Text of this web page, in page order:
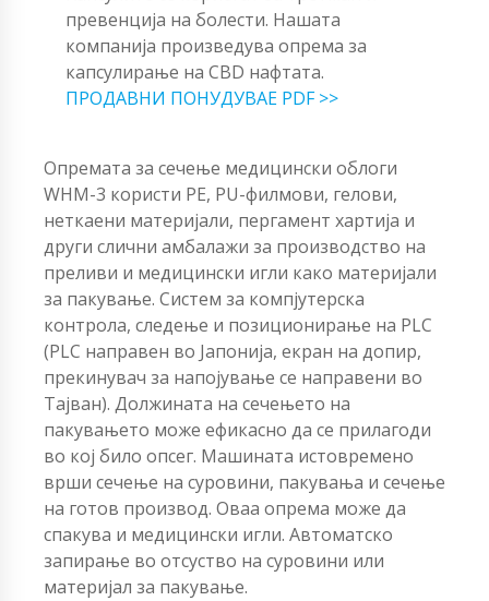
превенција на болести. Нашата
компанија произведува опрема за
капсулирање на CBD нафтата.
ПРОДАВНИ ПОНУДУВАЕ PDF >>
Опремата за сечење медицински облоги
WHM-3 користи PE, PU-филмови, гелови,
неткаени материјали, пергамент хартија и
други слични амбалажи за производство на
преливи и медицински игли како материјали
за пакување. Систем за компјутерска
контрола, следење и позиционирање на PLC
(PLC направен во Јапонија, екран на допир,
прекинувач за напојување се направени во
Тајван). Должината на сечењето на
пакувањето може ефикасно да се прилагоди
во кој било опсег. Машината истовремено
врши сечење на суровини, пакувања и сечење
на готов производ. Оваа опрема може да
спакува и медицински игли. Автоматско
запирање во отсуство на суровини или
материјал за пакување.